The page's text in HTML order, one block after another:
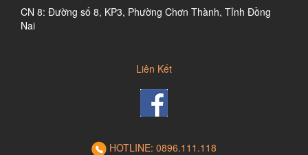
CN 8: Đường số 8, KP3, Phường Chơn Thành, Tỉnh Đồng
Nai
Liên Kết
HOTLINE: 0896.111.118